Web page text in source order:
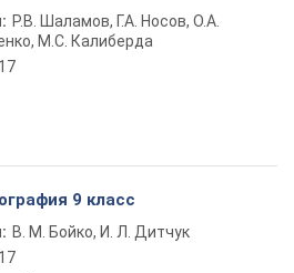
Р.В. Шаламов, Г.А. Носов, О.А.
М.С. Калиберда
9 класс
В. М. Бойко, И. Л. Дитчук